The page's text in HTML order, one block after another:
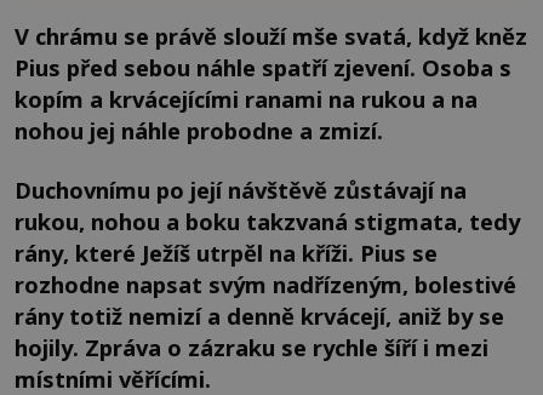
V chrámu se právě slouží mše svatá, když kněz
Pius před sebou náhle spatří zjevení. Osoba s
kopím a krvácejícími ranami na rukou a na
nohou jej náhle probodne a zmizí.
Duchovnímu po její návštěvě zůstávají na
rukou, nohou a boku takzvaná stigmata, tedy
rány, které Ježíš utrpěl na kříži. Pius se
rozhodne napsat svým nadřízeným, bolestivé
rány totiž nemizí a denně krvácejí, aniž by se
hojily. Zpráva o zázraku se rychle šíří i mezi
místními věřícími.